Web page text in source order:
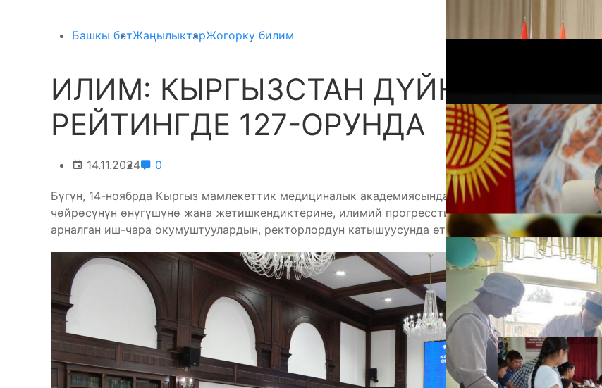
Башкы бетЖаңылыктарЖогорку билим
ИЛИМ: КЫРГЫЗСТАН ДҮЙНӨЛҮК
РЕЙТИНГДЕ 127-ОРУНДА
14.11.2024 0
Бүгүн, 14-ноябрда Кыргыз мамлекеттик медициналык академиясында Кыргызстандын илимий
чөйрөсүнүн өнүгүшүнө жана жетишкендиктерине, илимий прогресстин актуалдуу маселелерине
арналган иш-чара окумуштуулардын, ректорлордун катышуусунда өттүдө.